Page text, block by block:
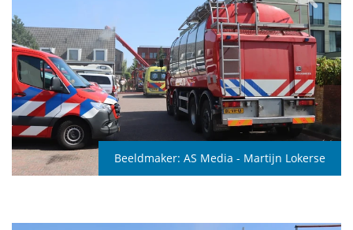
Beeldmaker: AS Media - Martijn Lokerse